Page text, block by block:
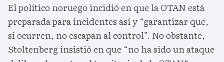
El político noruego incidió en que la OTAN está
preparada para incidentes así y “garantizar que,
si ocurren, no escapan al control”. No obstante,
Stoltenberg insistió en que “no ha sido un ataque